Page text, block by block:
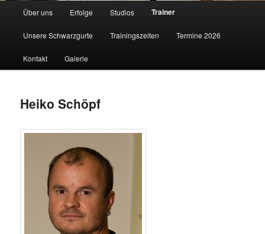
HauptmenüÜber uns Erfolge Studios Trainer
Unsere Schwarzgurte Trainingszeiten Termine 2026
Kontakt Galerie
Heiko Schöpf